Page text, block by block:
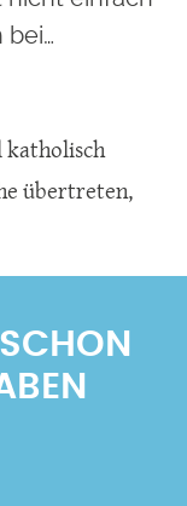
bei…
katholisch
übertreten,